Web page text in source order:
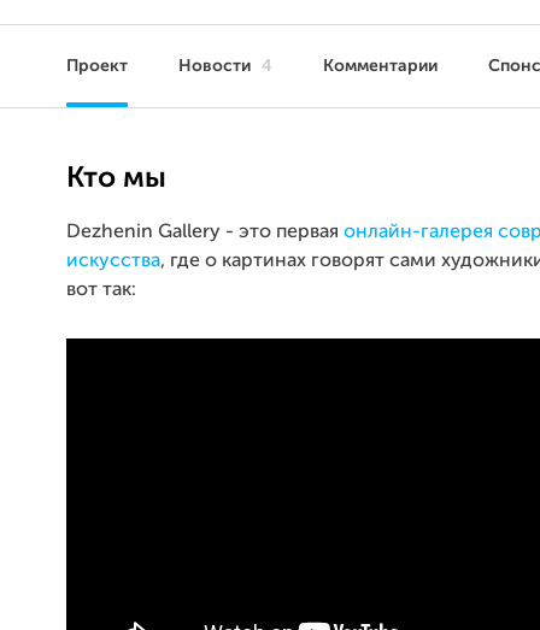
Проект Новости 4 Комментарии
Кто мы
Dezhenin Gallery - это первая онлайн-галерея
искусства, где о картинах говорят сами
вот так: